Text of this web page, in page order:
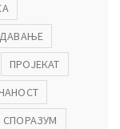
ПРОЈЕКАТ
СПОРАЗУМ